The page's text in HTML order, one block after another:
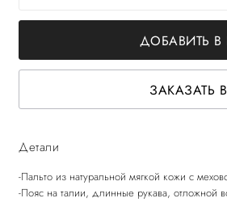
ДОБАВИТЬ В
ЗАКАЗАТЬ
Детали
-Пальто из натуральной мягкой кожи с